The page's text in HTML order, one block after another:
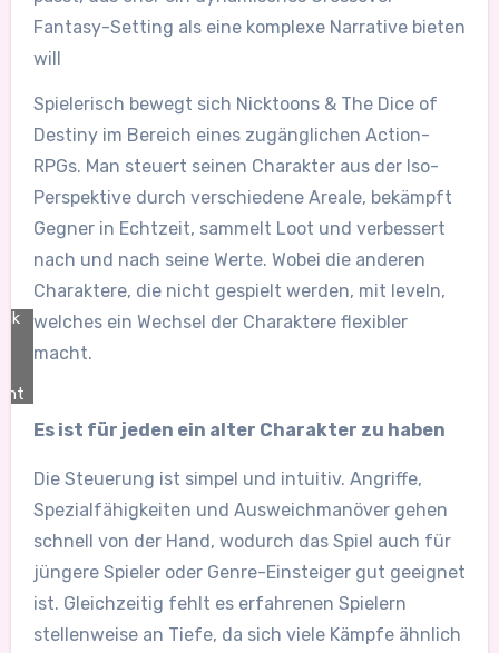
Fantasy-Setting als eine komplexe Narrative bieten
will
Spielerisch bewegt sich Nicktoons & The Dice of
Destiny im Bereich eines zugänglichen Action-
RPGs. Man steuert seinen Charakter aus der Iso-
Perspektive durch verschiedene Areale, bekämpft
Gegner in Echtzeit, sammelt Loot und verbessert
nach und nach seine Werte. Wobei die anderen
Charaktere, die nicht gespielt werden, mit leveln,
welches ein Wechsel der Charaktere flexibler
macht.
Es ist für jeden ein alter Charakter zu haben
Die Steuerung ist simpel und intuitiv. Angriffe,
Spezialfähigkeiten und Ausweichmanöver gehen
schnell von der Hand, wodurch das Spiel auch für
jüngere Spieler oder Genre-Einsteiger gut geeignet
ist. Gleichzeitig fehlt es erfahrenen Spielern
stellenweise an Tiefe, da sich viele Kämpfe ähnlich